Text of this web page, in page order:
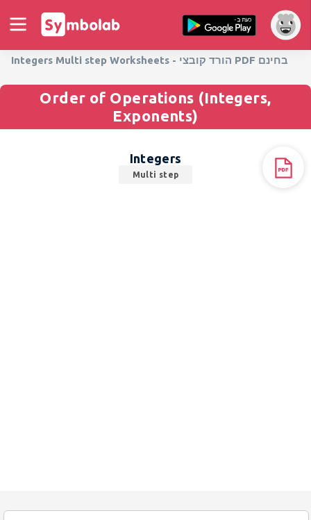
Integers Multi step Worksheets - הורד קובצי PDF בחינם
Order of Operations (Integers,
Exponents)
Integers
Multi step